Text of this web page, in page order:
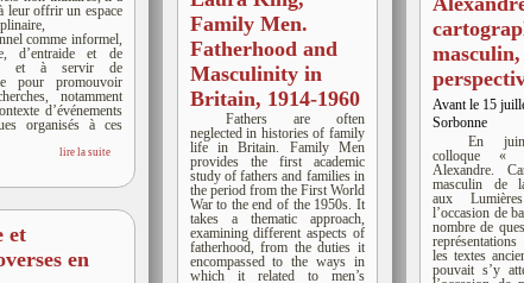
leur offrir un espace
comme informel,
d’entraide et de
et à servir de
pour promouvoir
notamment
d’événements
organisés à ces
lire la suite
et
en
Family Men.
Fatherhood and
Masculinity in
Britain, 1914-1960
Fathers are often
neglected in histories of family
life in Britain. Family Men
provides the first academic
study of fathers and families in
the period from the First World
War to the end of the 1950s. It
takes a thematic approach,
examining different aspects of
fatherhood, from the duties it
encompassed to the ways in
which it related to men’s
Avant le 15
Sorbonne
En
colloque «
Alexandre.
masculin de
aux
l’occasion de
nombre de
les textes
pouvait s’y